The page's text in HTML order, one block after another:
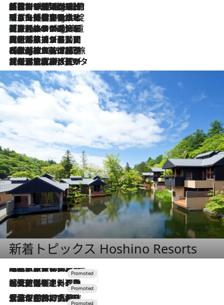
11 Hours Ago
「荷物が増えるほど旅ストレスは増す」美容ジャーナリストがたどり着いた最終結論。“化粧品を劇的に減らす”感動の凝縮美容とは
11 Hours Ago
「旅先には金髪ウィッグを持参」日本と同じメイクでは損してる!? 美容ジャーナリストが提案する“掟破りの旅美容”とは
11 Hours Ago
【厳選旅コスメ】「身軽さ＆UV対策重視！」ヘアアーティストshucoが選んだ夏旅ベストコスメを発表【Mサイズジップ】
2026.8.5
【厳選旅コスメ】国内をあちこち移動する河井菜摘が選んだ夏旅ベストコスメ発表！「リラックスアイテムはマスト」【Mサイズジップ】
2026.8.4
【厳選旅コスメ】「紫外線＆乾燥対策しながらメイク感も！」ヘア＆メイクGeorgeが選んだ夏旅ベストコスメを発表！【Mサイズジップ】
2026.8.3
【厳選旅コスメ】「保湿もタイパ重視！」“サウナ好き”タレント清水みさとが愛用する夏旅ベストコスメを発表！【Mサイズジップ】
新着トピックス Hoshino Resorts
2026.7.31
【ホテル帰省】という選択肢をOMOが提案。家族とほどよい距離を保つには「昼は実家、夜は気兼ねなくホテルで！」
2026.7.24
【夏限定ディナーコース】旬を迎える稚鮎や花ズッキーニなどをイタリア・トスカーナの郷土料理の手法で満喫！
2026.7.17
「土佐和ハーブかき氷」がOMO7高知に登場！生姜、山椒、大葉など目にも舌にも涼を呼ぶ郷土の味